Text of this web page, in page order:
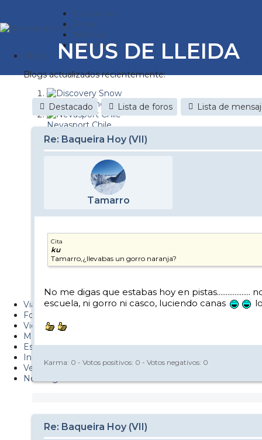
Estaciones
Foros
Noticias
Reportajes
Blogs
Blogs actualizados recientemente:
Discovery Snow
Nevasport Chile
Esquiaryviajar.com
nevasport blog
Diario de un friki
Revista NIX
PUCAF - Blog
Viajes
Fotos
Videos
Material
Esquí Pro
Infonieve
Verano
Nevalog
NEUS DE LLEIDA
Destacado Lista de foros Lista de
Re: Baqueira Hoy (VII)
Tamarro
Cita
ku
Tamarro,¿llevabas un gorro naranja?
No me digas que estabas hoy en
escuela, ni gorro ni casco, luciendo canas
Karma: 0 - Votos positivos: 0 - Votos negativos: 0
Re: Baqueira Hoy (VII)